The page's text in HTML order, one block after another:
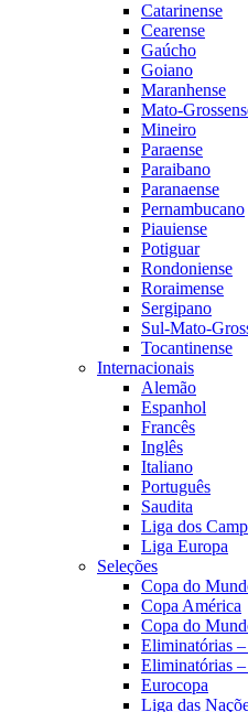
Catarinense
Cearense
Gaúcho
Goiano
Maranhense
Mato-
Mineiro
Paraense
Paraibano
Paranaense
Pernambucano
Piauiense
Potiguar
Rondoniense
Roraimense
Sergipano
Sul-Mato-
Tocantinense
Internacionais
Alemão
Espanhol
Francês
Inglês
Italiano
Português
Saudita
Liga dos
Liga Europa
Seleções
Copa do
Copa América
Copa do
Eliminatórias
Eliminatórias
Eurocopa
Liga das